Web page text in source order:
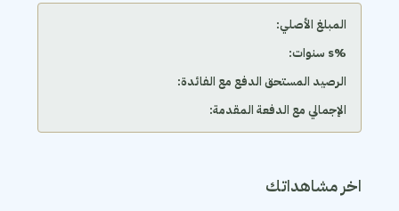
المبلغ الأصلي:
‫%s سنوات:
الرصيد المستحق الدفع مع الفائدة:
الإجمالي مع الدفعة المقدمة:
اخر مشاهداتك